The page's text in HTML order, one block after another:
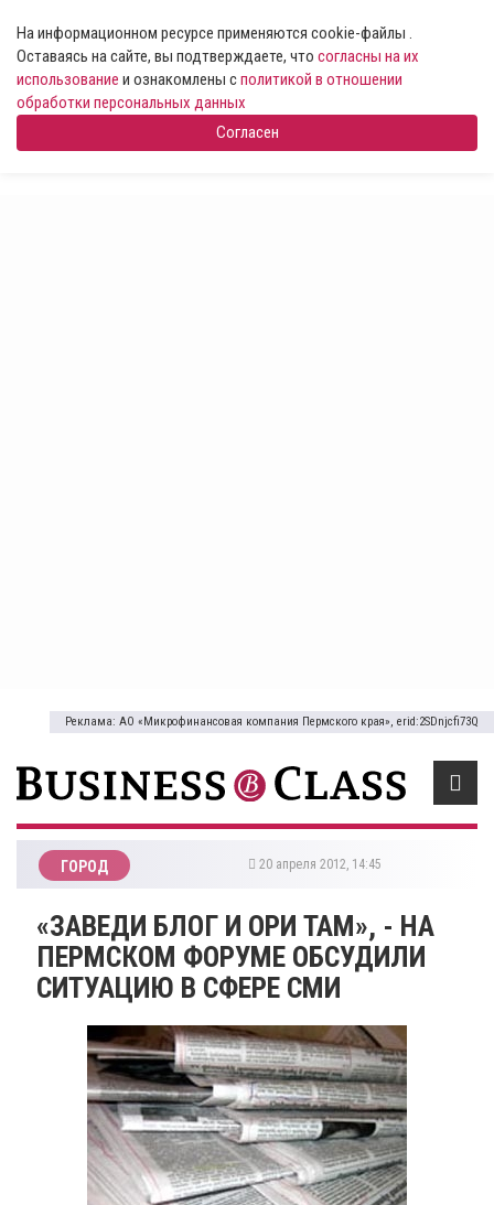
На информационном ресурсе применяются cookie-файлы .
Оставаясь на сайте, вы подтверждаете, что согласны на их
использование и ознакомлены сполитикой в отношении
обработки персональных данных
Согласен
Реклама: АО «Микрофинансовая компания Пермского края», erid:2SDnjcfi73Q
ГОРОД 20 апреля 2012, 14:45
«ЗАВЕДИ БЛОГ И ОРИ ТАМ», - НА
ПЕРМСКОМ ФОРУМЕ ОБСУДИЛИ
СИТУАЦИЮ В СФЕРЕ СМИ